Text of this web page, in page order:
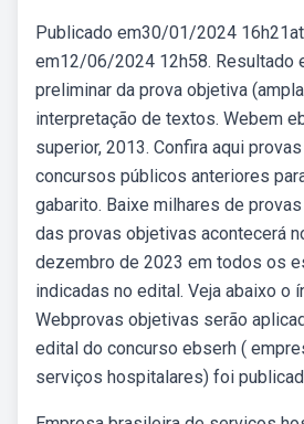
Publicado em30/01/2024
em12/06/2024 12h58. Resultado
preliminar da prova objetiva
interpretação de textos. Webem
superior, 2013. Confira aqui
concursos públicos anteriores
gabarito. Baixe milhares de
das provas objetivas acontecerá
dezembro de 2023 em todos os
indicadas no edital. Veja abaixo o
Webprovas objetivas serão
edital do concurso ebserh (
serviços hospitalares) foi